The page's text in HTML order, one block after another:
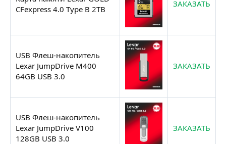
CFexpress 4.0 Type B 2TB
ЗАКАЗАТЬ
USB Флеш-накопитель
Lexar JumpDrive M400
64GB USB 3.0
ЗАКАЗАТЬ
USB Флеш-накопитель
Lexar JumpDrive V100
128GB USB 3.0
ЗАКАЗАТЬ